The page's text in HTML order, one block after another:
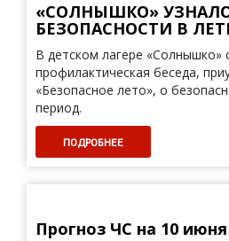
«СОЛНЫШКО»
БЕЗОПАСНОСТИ В
В детском лагере «Солнышко»
профилактическая беседа,
«Безопасное лето», о
период.
ПОДРОБНЕЕ
Прогноз ЧС на 10 июня